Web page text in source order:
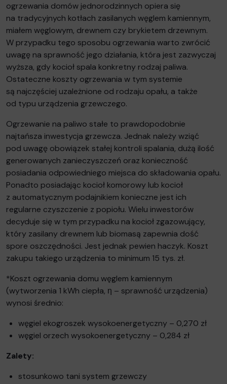
ogrzewania domów jednorodzinnych opiera się
na tradycyjnych kotłach zasilanych węglem kamiennym,
miałem węglowym, drewnem czy brykietem drzewnym.
W przypadku tego sposobu ogrzewania warto zwrócić
uwagę na sprawność jego działania, która jest zazwyczaj
wyższa, gdy kocioł spala konkretny rodzaj paliwa.
Ostateczne koszty ogrzewania w tym systemie
są najczęściej uzależnione od rodzaju opału, a także
od typu urządzenia grzewczego.
Ogrzewanie na paliwo stałe to prawdopodobnie
najtańsza inwestycja grzewcza. Jednak należy wziąć
pod uwagę obowiązek stałej kontroli spalania, dużą ilość
generowanych zanieczyszczeń oraz konieczność
posiadania odpowiedniego miejsca do składowania opału.
Ponadto posiadając kocioł komorowy lub kocioł
z automatycznym podajnikiem konieczne jest ich
regularne czyszczenie z popiołu. Wielu inwestorów
decyduje się w tym przypadku na kocioł zgazowujący,
który zasilany drewnem lub biomasą zapewnia dość
spore oszczędności. Jest jednak pewien haczyk. Koszt
zakupu takiego urządzenia to minimum 15 tys. zł.
*Koszt ogrzewania domu węglem kamiennym
(wytworzenia 1 kWh ciepła, η – sprawność urządzenia)
wynosi średnio:
węgiel ekogroszek wysokoenergetyczny – 0,270 zł
węgiel orzech wysokoenergetyczny – 0,284 zł
Zalety:
stosunkowo tani system grzewczy